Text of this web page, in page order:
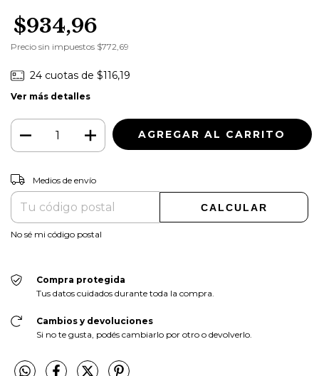
$934,96
Precio sin impuestos $772,69
24 cuotas de $116,19
Ver más detalles
Entregas para el CP:
Medios de envío
CALCULAR
No sé mi código postal
Compra protegida
Tus datos cuidados durante toda la compra.
Cambios y devoluciones
Si no te gusta, podés cambiarlo por otro o devolverlo.